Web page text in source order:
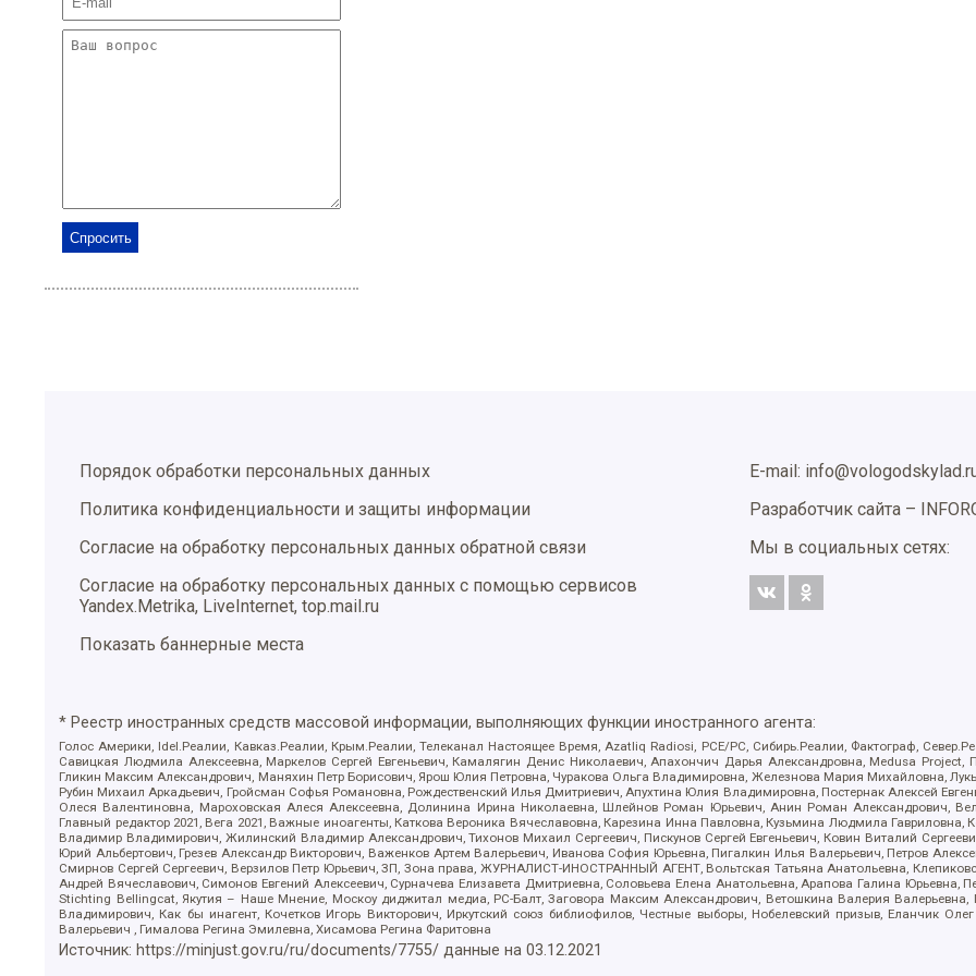
Порядок обработки персональных данных
Политика конфиденциальности и защиты информации
Согласие на обработку персональных данных обратной связи
Согласие на обработку персональных данных с помощью сервисов
Yandex.Metrika, LiveInternet, top.mail.ru
Показать баннерные места
E-mail:
Разработчик сайта –
Мы в социальных сетях:
* Реестр иностранных средств массовой информации, выполняющих функции иностранного агента:
Голос Америки, Idel.Реалии, Кавказ.Реалии, Крым.Реалии, Телеканал Настоящее Время, Azatliq Radiosi, PCE/PC, Сибирь.Реалии, Фактограф,
Савицкая Людмила Алексеевна, Маркелов Сергей Евгеньевич, Камалягин Денис Николаевич, Апахончич Дарья Александровна, Medusa
Гликин Максим Александрович, Маняхин Петр Борисович, Ярош Юлия Петровна, Чуракова Ольга Владимировна, Железнова Мария Михайловна,
Рубин Михаил Аркадьевич, Гройсман Софья Романовна, Рождественский Илья Дмитриевич, Апухтина Юлия Владимировна, Постернак Алексей
Олеся Валентиновна, Мароховская Алеся Алексеевна, Долинина Ирина Николаевна, Шлейнов Роман Юрьевич, Анин Роман Александрович,
Главный редактор 2021, Вега 2021, Важные иноагенты, Каткова Вероника Вячеславовна, Карезина Инна Павловна, Кузьмина Людмила
Владимир Владимирович, Жилинский Владимир Александрович, Тихонов Михаил Сергеевич, Пискунов Сергей Евгеньевич, Ковин Виталий
Юрий Альбертович, Грезев Александр Викторович, Важенков Артем Валерьевич, Иванова София Юрьевна, Пигалкин Илья Валерьевич, Петров
Смирнов Сергей Сергеевич, Верзилов Петр Юрьевич, ЗП, Зона права, ЖУРНАЛИСТ-ИНОСТРАННЫЙ АГЕНТ, Вольтская Татьяна Анатольевна,
Андрей Вячеславович, Симонов Евгений Алексеевич, Сурначева Елизавета Дмитриевна, Соловьева Елена Анатольевна, Арапова Галина
Stichting Bellingcat, Якутия – Наше Мнение, Москоу диджитал медиа, РС-Балт, Заговора Максим Александрович, Ветошкина Валерия
Владимирович, Как бы инагент, Кочетков Игорь Викторович, Иркутский союз библиофилов, Честные выборы, Нобелевский призыв, Еланчик
Валерьевич , Гималова Регина Эмилевна, Хисамова Регина Фаритовна
Источник: https://minjust.gov.ru/ru/documents/7755/ данные на03.12.2021